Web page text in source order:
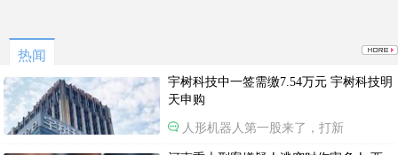
热闻
宇树科技中一签需缴7.54万元 宇树科技明
天申购
人形机器人第一股来了，打新